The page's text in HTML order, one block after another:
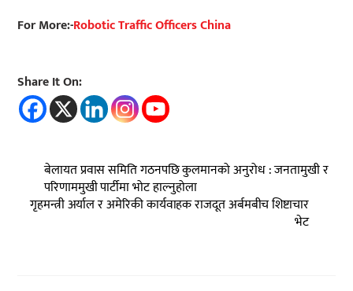
For More:-Robotic Traffic Officers China
Share It On:
बेलायत प्रवास समिति गठनपछि कुलमानको अनुरोध : जनतामुखी र
परिणाममुखी पार्टीमा भोट हाल्नुहोला
गृहमन्त्री अर्याल र अमेरिकी कार्यवाहक राजदूत अर्बमबीच शिष्टाचार
भेट